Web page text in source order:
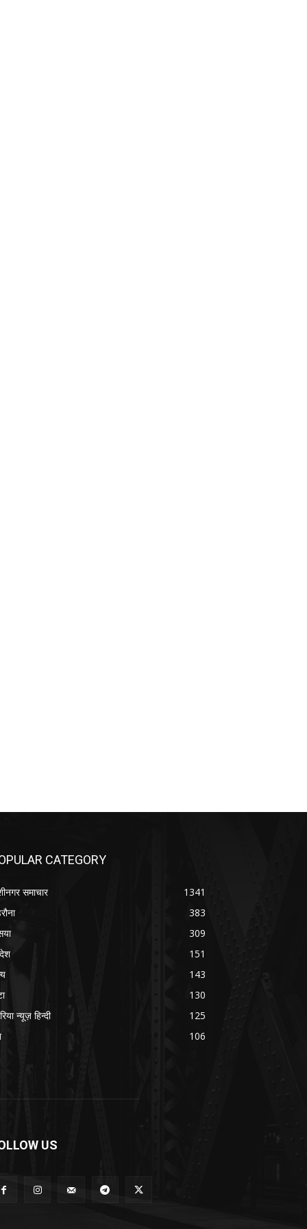
CATEGORY
समाचार
1341
383
309
151
143
130
न्यूज़ हिन्दी
125
106
US